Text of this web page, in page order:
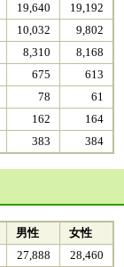
19,640
19,192
10,032
9,802
8,310
8,168
675
613
78
61
162
164
383 384
男性
女性
27,888
28,460